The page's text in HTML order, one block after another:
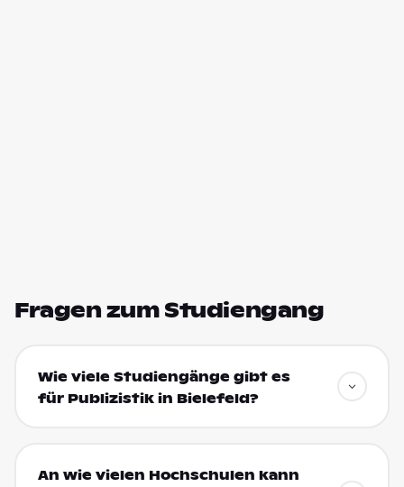
Fragen zum Studiengang
Wie viele Studiengänge gibt es
für Publizistik in Bielefeld?
An wie vielen Hochschulen kann